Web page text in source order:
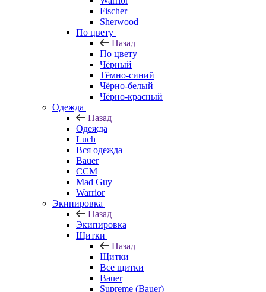
Fischer
Sherwood
По цвету
Назад
По цвету
Чёрный
Тёмно-синий
Чёрно-белый
Чёрно-красный
Одежда
Назад
Одежда
Luch
Вся одежда
Bauer
CCM
Mad Guy
Warrior
Экипировка
Назад
Экипировка
Щитки
Назад
Щитки
Все щитки
Bauer
Supreme (Bauer)